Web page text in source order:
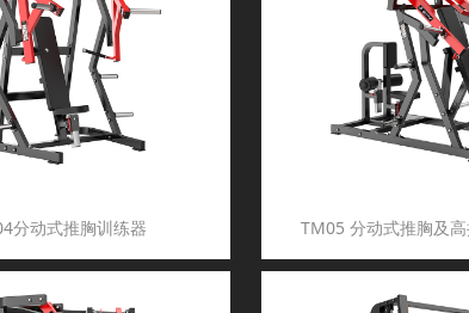
分动式推胸训练器 TM05 分动式推胸及